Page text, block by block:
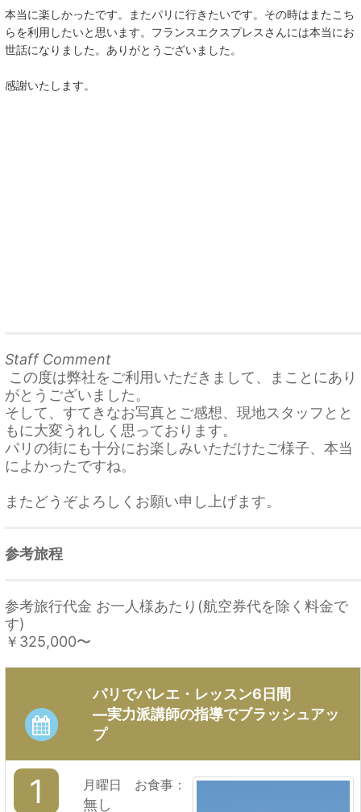
本当に楽しかったです。またパリに行きたいです。その時はまたこち
らを利用したいと思います。フランスエクスプレスさんには本当にお
世話になりました。ありがとうございました。
感謝いたします。
Staff Comment
この度は弊社をご利用いただきまして、まことにあり
がとうございました。
そして、すてきなお写真とご感想、現地スタッフとと
もに大変うれしく思っております。
パリの街にも十分にお楽しみいただけたご様子、本当
によかったですね。
またどうぞよろしくお願い申し上げます。
参考旅程
参考旅行代金 お一人様あたり(航空券代を除く料金で
す)
￥325,000〜
パリでバレエ・レッスン6日間
―実力派講師の指導でブラッシュアッ
プ
1 月曜日 お食事：
無し